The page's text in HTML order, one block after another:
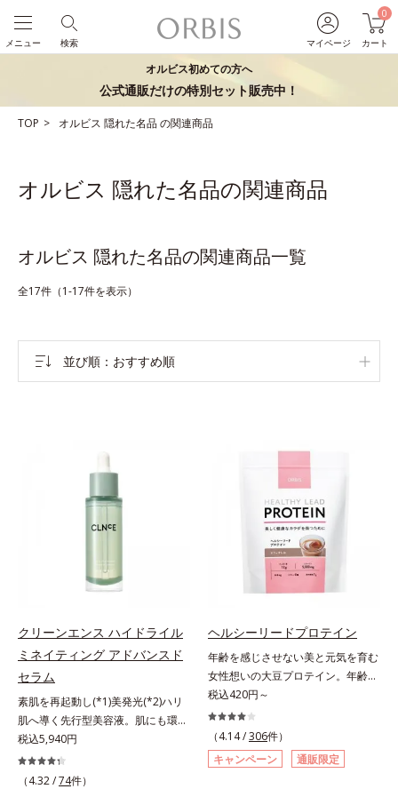
マイページ
0
カート
検索
メニュー
オルビス初めての方へ
公式通販だけの特別セット販売中！
TOP オルビス 隠れた名品の関連商品
オルビス 隠れた名品の関連商品
オルビス 隠れた名品の関連商品一覧
全17件（1-17件を表示）
並び順 おすすめ順
クリーンエンス ハイドライル
ミネイティング アドバンスド
セラム
素肌を再起動し(*1)美発光(*2)ハリ
肌へ導く先行型美容液。肌にも環境
にも、いいことを——。
「CLEANENCE（クリーンエン
ス）」が目指すのは、まっさらな素
税込5,940円
（4.32 /74件）
ヘルシーリードプロテイン
年齢を感じさせない美と元気を育む
女性想いの大豆プロテイン。年齢を
感じさせない美と元気を育む、女性
想いの大豆プロテインです。1杯で
不足しがちなたんぱく質を補えま
す。大人女性の食習慣に基づき質と
量を考え、更年世代の女性に人気の
税込420円～
（4.14 /306件）
キャンペーン
通販限定